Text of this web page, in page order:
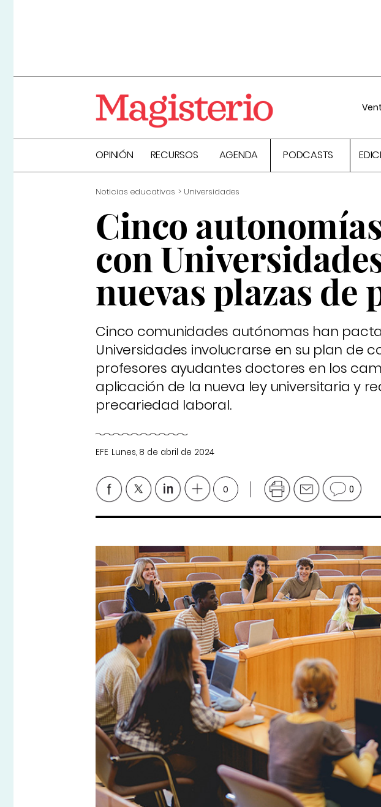
OPINIÓN RECURSOS AGENDA PODCASTS
Noticias educativas Universidades
Cinco
con
nuevas plazas de
Cinco comunidades autónomas han
Universidades involucrarse en su plan de
profesores ayudantes doctores en los
aplicación de la nueva ley universitaria y
precariedad laboral.
EFE Lunes, 8 de abril de 2024
0 0